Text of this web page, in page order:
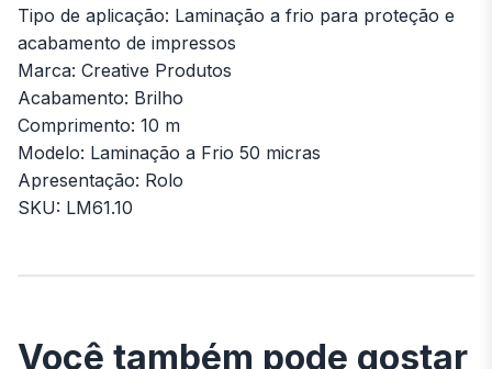
Tipo de aplicação: Laminação a frio para proteção e
acabamento de impressos
Marca: Creative Produtos
Acabamento: Brilho
Comprimento: 10 m
Modelo: Laminação a Frio 50 micras
Apresentação: Rolo
SKU: LM61.10
Você também pode gostar